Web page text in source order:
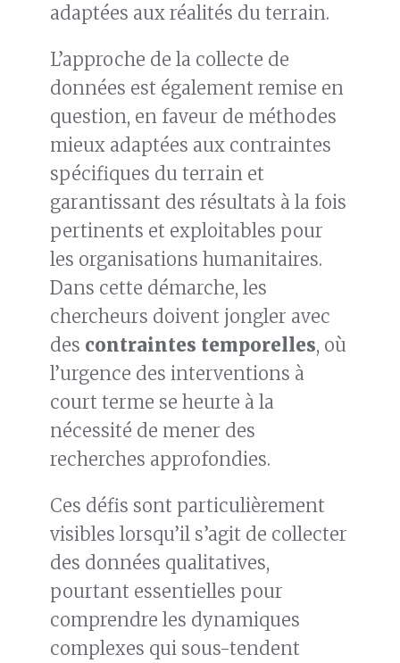
adaptées aux réalités du terrain.
L’approche de la collecte de
données est également remise en
question, en faveur de méthodes
mieux adaptées aux contraintes
spécifiques du terrain et
garantissant des résultats à la fois
pertinents et exploitables pour
les organisations humanitaires.
Dans cette démarche, les
chercheurs doivent jongler avec
des contraintes temporelles, où
l’urgence des interventions à
court terme se heurte à la
nécessité de mener des
recherches approfondies.
Ces défis sont particulièrement
visibles lorsqu’il s’agit de collecter
des données qualitatives,
pourtant essentielles pour
comprendre les dynamiques
complexes qui sous-tendent